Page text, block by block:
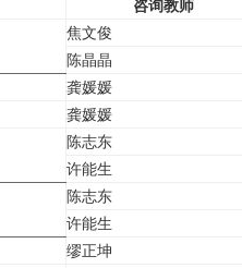
咨询教师
焦文俊
陈晶晶
龚媛媛
龚媛媛
陈志东
许能生
陈志东
许能生
缪正坤